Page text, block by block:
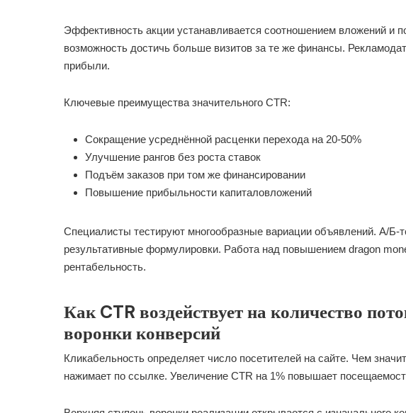
Эффективность акции устанавливается соотношением вложений и
возможность достичь больше визитов за те же финансы.
прибыли.
Ключевые преимущества значительного CTR:
Сокращение усреднённой расценки перехода на 20-50%
Улучшение рангов без роста ставок
Подъём заказов при том же финансировании
Повышение прибыльности капиталовложений
Специалисты тестируют многообразные вариации объявлений. А/Б-
результативные формулировки. Работа над повышением dragon
рентабельность.
Как CTR воздействует на количество
воронки конверсий
Кликабельность определяет число посетителей на сайте. Чем
нажимает по ссылке. Увеличение CTR на 1% повышает